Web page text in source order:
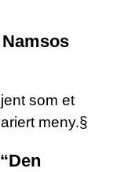
som et
meny.§